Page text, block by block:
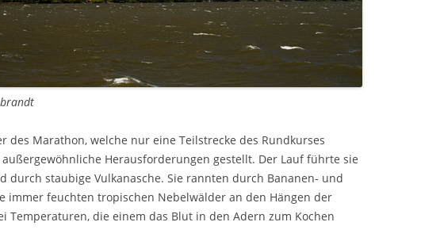
des Marathon, welche nur eine Teilstrecke des Rundkurses
Herausforderungen gestellt. Der Lauf führte sie
durch staubige Vulkanasche. Sie rannten durch Bananen- und
immer feuchten tropischen Nebelwälder an den Hängen der
Temperaturen, die einem das Blut in den Adern zum Kochen